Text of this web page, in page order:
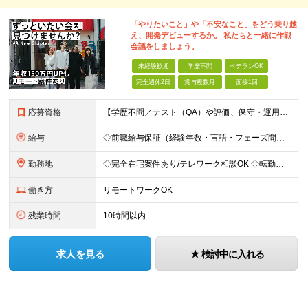
「やりたいこと」や「不安なこと」をどう乗り越
え、開発デビューするか。 私たちと一緒に作戦
会議をしましょう。
未経験歓迎 学歴不問 ベテランOK
完全週休2日 賞与複数月 面接1回
応募資格 【学歴不問／テスト（QA）や評価、保守・運用のみの経験の方も大歓迎】 ●IT業界での何らかの実務経験をお持ちの方（経験年数・言語・フェーズ不問） ※「これから開発に挑戦したい」という意欲を重視します。
給与 ◇前職給与保証（経験年数・言語・フェーズ問わず保証） ◇年収150万円UP実績あり！ 月給30万円以上 ※経験・スキルを考慮の上、決定します。 ※上記月給には固定残業代（35時間分／5万2,500
勤務地 ◇完全在宅案件あり/テレワーク相談OK ◇転勤なし 東京都中央区日本橋久松町11-8 REGRARD NINGYOCHO B1F ┗一都三県（東京・神奈川・千葉・埼玉）の案件先へ勤務いただきます。
働き方 リモートワークOK
残業時間 10時間以内
求人を見る 検討中に入れる